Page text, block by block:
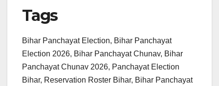
Tags
Bihar Panchayat Election, Bihar Panchayat
Election 2026, Bihar Panchayat Chunav, Bihar
Panchayat Chunav 2026, Panchayat Election
Bihar, Reservation Roster Bihar, Bihar Panchayat